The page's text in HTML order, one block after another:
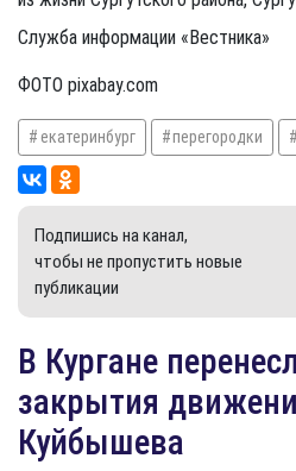
Служба информации «Вестника»
ФОТО pixabay.com
екатеринбург перегородки
Подпишись на канал,
чтобы не пропустить новые
публикации
В Кургане
закрытия
Куйбышева